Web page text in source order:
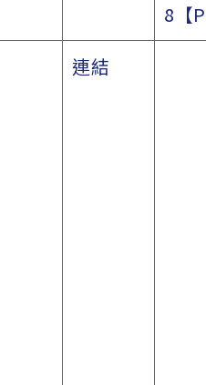
8【
連結